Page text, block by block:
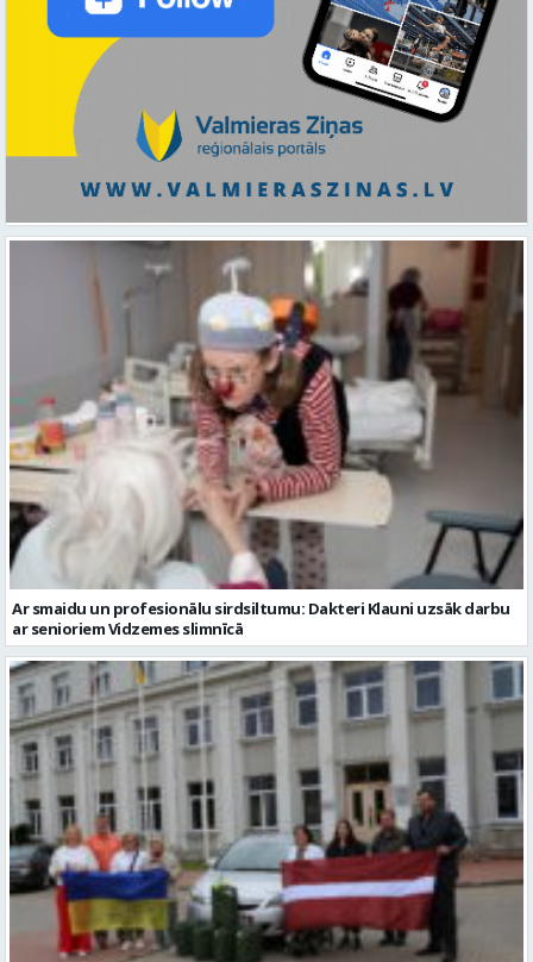
Ar smaidu un profesionālu sirdsiltumu: Dakteri Klauni uzsāk darbu
ar senioriem Vidzemes slimnīcā
No Valmieras uz Ukrainu ceļā dodas vēl viena humānās palīdzības
automašīna